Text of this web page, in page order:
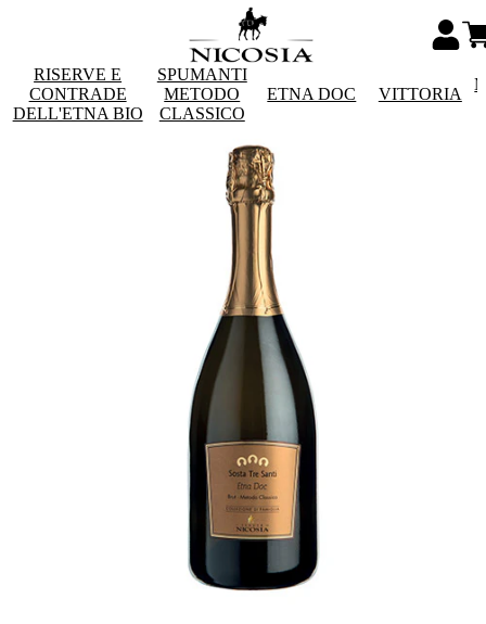
RISERVE E
CONTRADE
DELL'ETNA BIO
SPUMANTI
METODO
CLASSICO
ETNA DOC VITTORIA